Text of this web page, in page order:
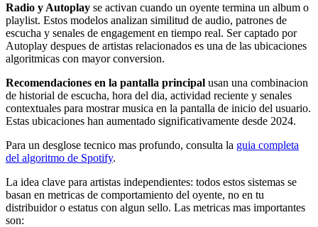
Radio y Autoplay se activan cuando un oyente termina un album o
playlist. Estos modelos analizan similitud de audio, patrones de
escucha y senales de engagement en tiempo real. Ser captado por
Autoplay despues de artistas relacionados es una de las ubicaciones
algoritmicas con mayor conversion.
Recomendaciones en la pantalla principal usan una combinacion
de historial de escucha, hora del dia, actividad reciente y senales
contextuales para mostrar musica en la pantalla de inicio del usuario.
Estas ubicaciones han aumentado significativamente desde 2024.
Para un desglose tecnico mas profundo, consulta la guia completa
del algoritmo de Spotify.
La idea clave para artistas independientes: todos estos sistemas se
basan en metricas de comportamiento del oyente, no en tu
distribuidor o estatus con algun sello. Las metricas mas importantes
son: